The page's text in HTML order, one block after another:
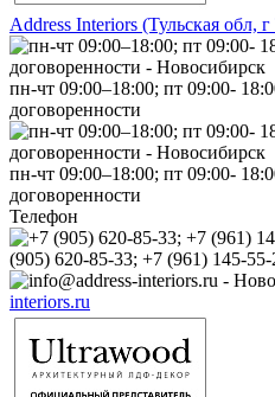
Address Interiors (Тульская обл,
пн-чт 09:00–18:00; пт 09:00-
договоренности
пн-чт 09:00–18:00; пт 09:00-
договоренности
Телефон
(905) 620-85-33; +7 (961) 145-55-
interiors.ru